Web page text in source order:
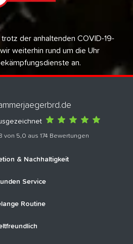
der anhaltenden COVID-19-
weiterhin rund um die Uhr
an.
von 5,0 aus 174 Bewertungen
& Nachhaltigkeit
Service
Routine